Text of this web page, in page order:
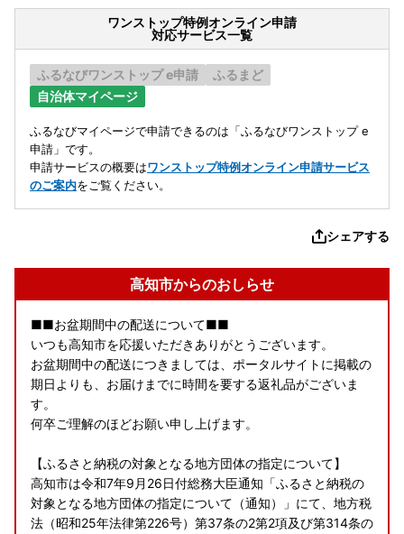
ワンストップ特例オンライン申請
対応サービス一覧
ふるなびワンストップ e申請
ふるまど
自治体マイページ
ふるなびマイページで申請できるのは「ふるなびワンストップ e
申請」です。
申請サービスの概要はワンストップ特例オンライン申請サービス
のご案内をご覧ください。
シェアする
高知市からのおしらせ
■■お盆期間中の配送について■■
いつも高知市を応援いただきありがとうございます。
お盆期間中の配送につきましては、ポータルサイトに掲載の
期日よりも、お届けまでに時間を要する返礼品がございま
す。
何卒ご理解のほどお願い申し上げます。
【ふるさと納税の対象となる地方団体の指定について】
高知市は令和7年9月26日付総務大臣通知「ふるさと納税の
対象となる地方団体の指定について（通知）」にて、地方税
法（昭和25年法律第226号）第37条の2第2項及び第314条の